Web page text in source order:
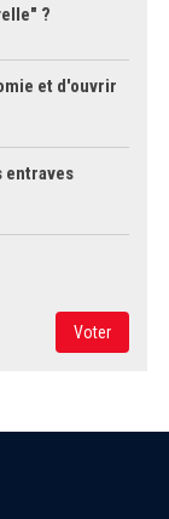
?
et d'ouvrir
entraves
Voter